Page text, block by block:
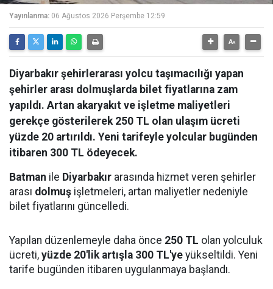
Yayınlanma: 06 Ağustos 2026 Perşembe 12:59
Diyarbakır şehirlerarası yolcu taşımacılığı yapan
şehirler arası dolmuşlarda bilet fiyatlarına zam
yapıldı. Artan akaryakıt ve işletme maliyetleri
gerekçe gösterilerek 250 TL olan ulaşım ücreti
yüzde 20 artırıldı. Yeni tarifeyle yolcular bugünden
itibaren 300 TL ödeyecek.
Batman ile Diyarbakır arasında hizmet veren şehirler
arası dolmuş işletmeleri, artan maliyetler nedeniyle
bilet fiyatlarını güncelledi.
Yapılan düzenlemeyle daha önce 250 TL olan yolculuk
ücreti, yüzde 20'lik artışla 300 TL'ye yükseltildi. Yeni
tarife bugünden itibaren uygulanmaya başlandı.